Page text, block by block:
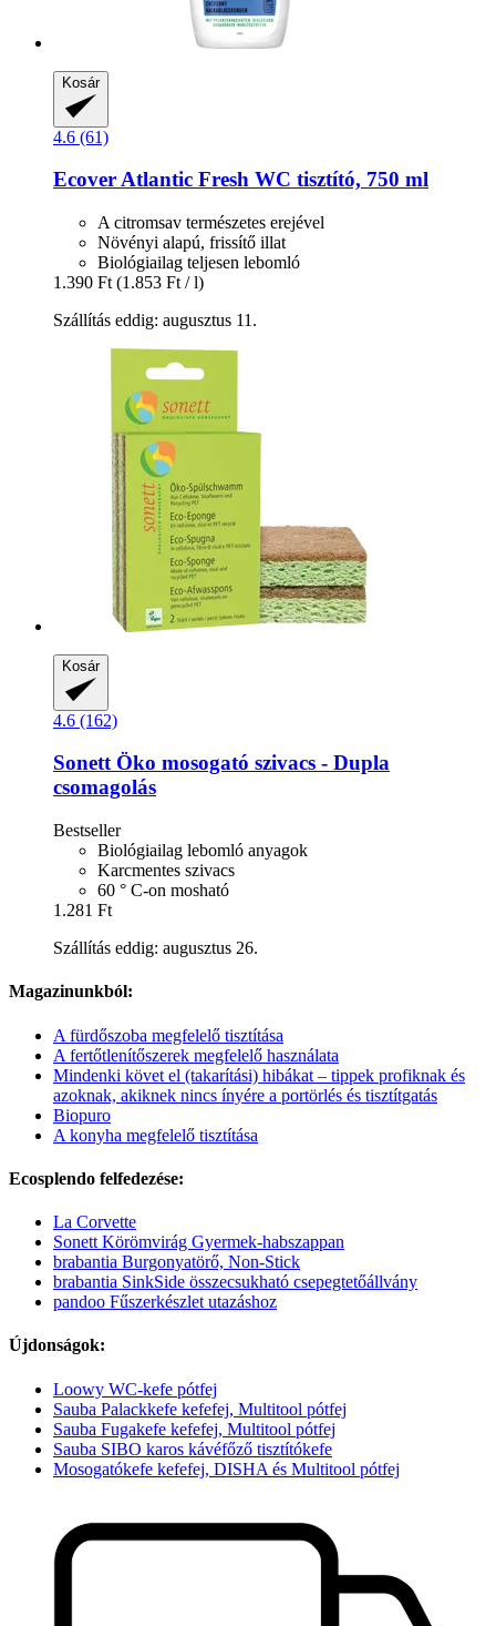
Kosár
4.6 (61)
EcoverAtlantic Fresh WC tisztító, 750 ml
A citromsav természetes erejével
Növényi alapú, frissítő illat
Biológiailag teljesen lebomló
1.390 Ft (1.853 Ft / l)
Szállítás eddig: augusztus 11.
Kosár
4.6 (162)
SonettÖko mosogató szivacs -​ Dupla
csomagolás
Bestseller
Biológiailag lebomló anyagok
Karcmentes szivacs
60 ° C-on mosható
1.281 Ft
Szállítás eddig: augusztus 26.
Magazinunkból:
A fürdőszoba megfelelő tisztítása
A fertőtlenítőszerek megfelelő használata
Mindenki követ el (takarítási) hibákat – tippek profiknak és
azoknak, akiknek nincs ínyére a portörlés és tisztítgatás
Biopuro
A konyha megfelelő tisztítása
Ecosplendo felfedezése:
La Corvette
Sonett Körömvirág Gyermek-habszappan
brabantia Burgonyatörő, Non-Stick
brabantia SinkSide összecsukható csepegtetőállvány
pandoo Fűszerkészlet utazáshoz
Újdonságok:
Loowy WC-kefe pótfej
Sauba Palackkefe kefefej, Multitool pótfej
Sauba Fugakefe kefefej, Multitool pótfej
Sauba SIBO karos kávéfőző tisztítókefe
Mosogatókefe kefefej, DISHA és Multitool pótfej